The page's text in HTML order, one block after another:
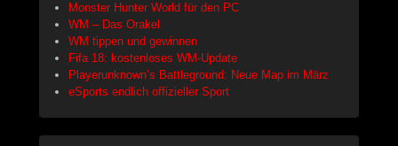
Monster Hunter World für den PC
WM – Das Orakel
WM tippen und gewinnen
Fifa 18: kostenloses WM-Update
Playerunknown’s Battleground: Neue Map im März
eSports endlich offizieller Sport